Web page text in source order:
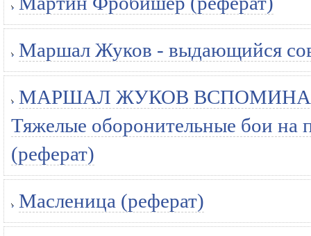
Маршал Жуков - выдающийся
МАРШАЛ ЖУКОВ
Тяжелые оборонительные бои на
(реферат)
Масленица (реферат)